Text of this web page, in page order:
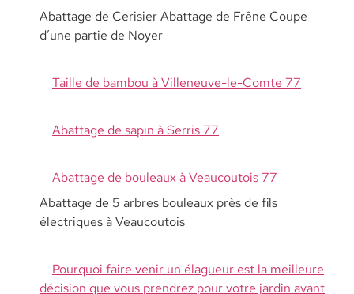
Abattage de Cerisier Abattage de Frêne Coupe
d’une partie de Noyer
Taille de bambou à Villeneuve-le-Comte 77
Abattage de sapin à Serris 77
Abattage de bouleaux à Veaucoutois 77
Abattage de 5 arbres bouleaux près de fils
électriques à Veaucoutois
Pourquoi faire venir un élagueur est la meilleure
décision que vous prendrez pour votre jardin avant